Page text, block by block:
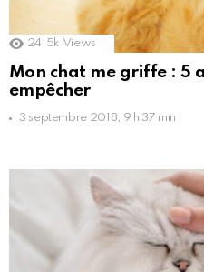
24.5k Views
Mon chat me griffe : 5
empêcher
3 septembre 2018, 9 h 37 min